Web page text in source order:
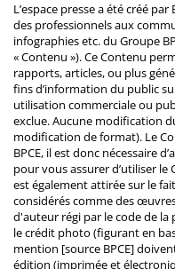
L’espace presse a été créé
des professionnels aux
infographies etc. du Groupe
« Contenu »). Ce Contenu
rapports, articles, ou plus
fins d’information du public
utilisation commerciale ou
exclue. Aucune modification
modification de format). Le
BPCE, il est donc nécessaire
pour vous assurer d’utiliser
est également attirée sur le
considérés comme des
d'auteur régi par le code de
le crédit photo (figurant en
mention [source BPCE]
édition (imprimée et